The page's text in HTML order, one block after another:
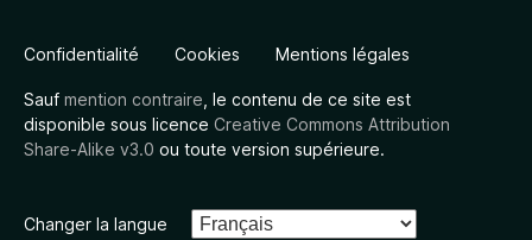
Confidentialité Cookies Mentions légales
Sauf mention contraire , le contenu de ce site est
disponible sous licence Creative Commons Attribution
Share-Alike v3.0 ou toute version supérieure.
Changer la langue